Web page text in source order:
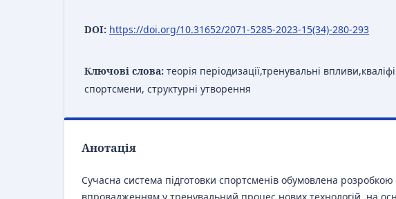
DOI: https://doi.org/10.31652/2071-5285-2023-15(34)-280-293
Ключові слова: теорія періодизації,тренувальні
спортсмени, структурні утворення
Анотація
Сучасна система підготовки спортсменів обумовлена розробкою